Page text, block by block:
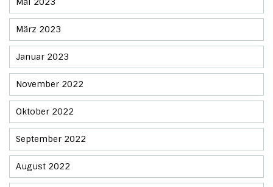
März 2023
Januar 2023
November 2022
Oktober 2022
September 2022
August 2022